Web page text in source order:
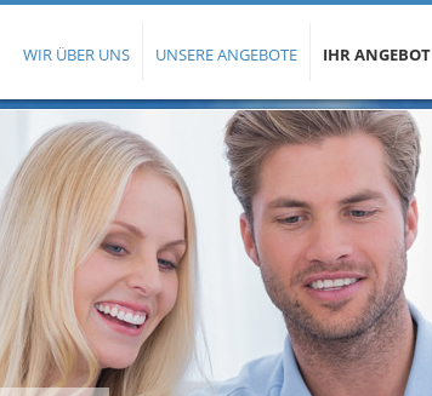
WIR ÜBER UNS UNSERE ANGEBOTE IHR ANGEBOT